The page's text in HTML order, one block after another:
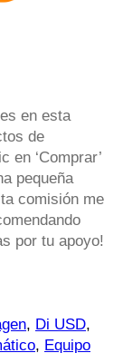
en esta
de
en ‘Comprar’
pequeña
comisión me
por tu apoyo!
, Di USD,
, Equipo